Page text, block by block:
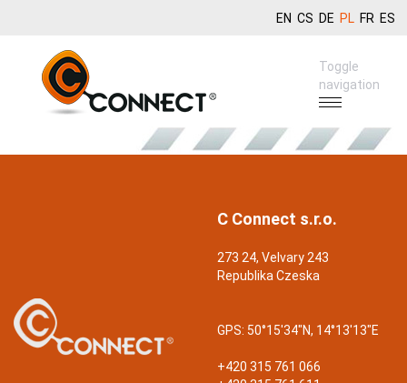
EN CS DE PL FR ES
Toggle
navigation
C Connect s.r.o.
273 24, Velvary 243
Republika Czeska
GPS: 50°15'34"N, 14°13'13"E
+420 315 761 066